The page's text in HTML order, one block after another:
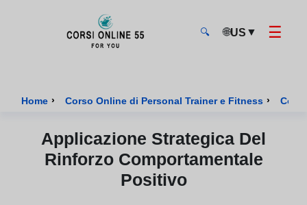
🔍 🌐US ▼ ☰
Home › Corso Online di Personal Trainer e Fitness ›
Applicazione Strategica Del
Rinforzo Comportamentale
Positivo